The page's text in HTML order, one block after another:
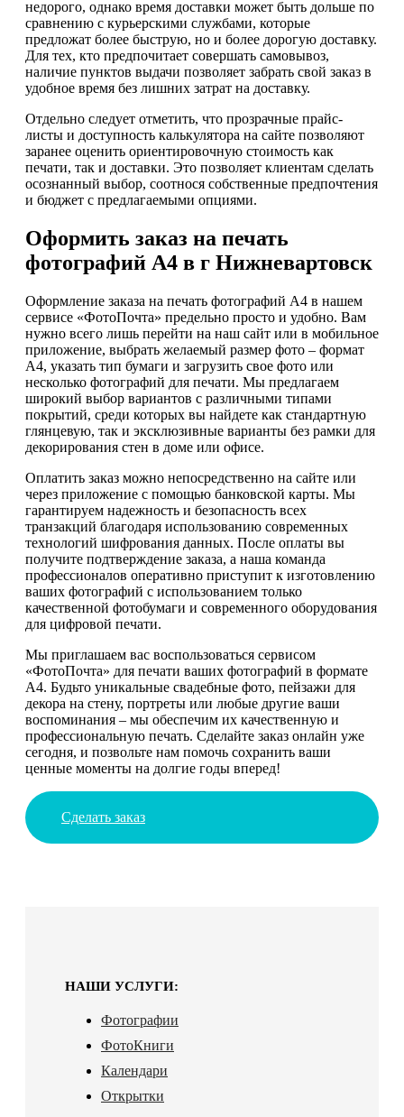
недорого, однако время доставки может быть дольше по
сравнению с курьерскими службами, которые
предложат более быструю, но и более дорогую доставку.
Для тех, кто предпочитает совершать самовывоз,
наличие пунктов выдачи позволяет забрать свой заказ в
удобное время без лишних затрат на доставку.
Отдельно следует отметить, что прозрачные прайс-
листы и доступность калькулятора на сайте позволяют
заранее оценить ориентировочную стоимость как
печати, так и доставки. Это позволяет клиентам сделать
осознанный выбор, соотнося собственные предпочтения
и бюджет с предлагаемыми опциями.
Оформить заказ на печать
фотографий А4 в г Нижневартовск
Оформление заказа на печать фотографий А4 в нашем
сервисе «ФотоПочта» предельно просто и удобно. Вам
нужно всего лишь перейти на наш сайт или в мобильное
приложение, выбрать желаемый размер фото – формат
А4, указать тип бумаги и загрузить свое фото или
несколько фотографий для печати. Мы предлагаем
широкий выбор вариантов с различными типами
покрытий, среди которых вы найдете как стандартную
глянцевую, так и эксклюзивные варианты без рамки для
декорирования стен в доме или офисе.
Оплатить заказ можно непосредственно на сайте или
через приложение с помощью банковской карты. Мы
гарантируем надежность и безопасность всех
транзакций благодаря использованию современных
технологий шифрования данных. После оплаты вы
получите подтверждение заказа, а наша команда
профессионалов оперативно приступит к изготовлению
ваших фотографий с использованием только
качественной фотобумаги и современного оборудования
для цифровой печати.
Мы приглашаем вас воспользоваться сервисом
«ФотоПочта» для печати ваших фотографий в формате
А4. Будьто уникальные свадебные фото, пейзажи для
декора на стену, портреты или любые другие ваши
воспоминания – мы обеспечим их качественную и
профессиональную печать. Сделайте заказ онлайн уже
сегодня, и позвольте нам помочь сохранить ваши
ценные моменты на долгие годы вперед!
Сделать заказ
НАШИ УСЛУГИ:
Фотографии
ФотоКниги
Календари
Открытки